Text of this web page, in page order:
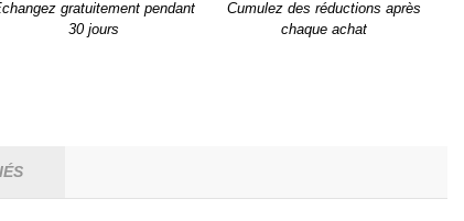
gratuitement pendant
30 jours
Cumulez des réductions après
chaque achat